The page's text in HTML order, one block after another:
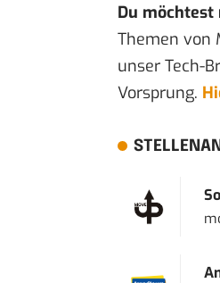
Du
Themen von
unser Tech-
Vorsprung.